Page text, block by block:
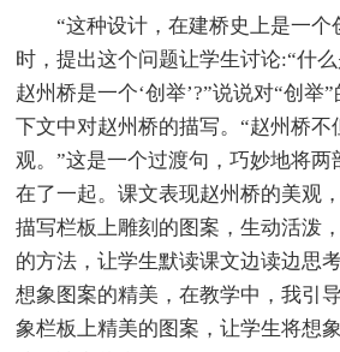
“这种设计，在建桥史上是一个
时，提出这个问题让学生讨论:“什么
赵州桥是一个‘创举’?”说说对“创举
下文中对赵州桥的描写。“赵州桥不
观。”这是一个过渡句，巧妙地将
在了一起。课文表现赵州桥的美观
描写栏板上雕刻的图案，生动活泼
的方法，让学生默读课文边读边思
想象图案的精美，在教学中，我引
象栏板上精美的图案，让学生将想